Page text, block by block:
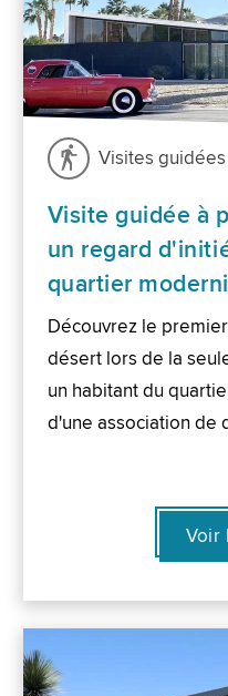
Visites
Visite guidée à
un regard
quartier
Découvrez le
désert lors de la
un habitant du
d'une association de
Voir